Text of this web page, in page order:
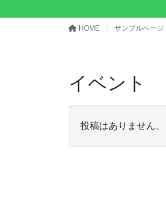
HOME サンプルページ
イベント
投稿はありません。